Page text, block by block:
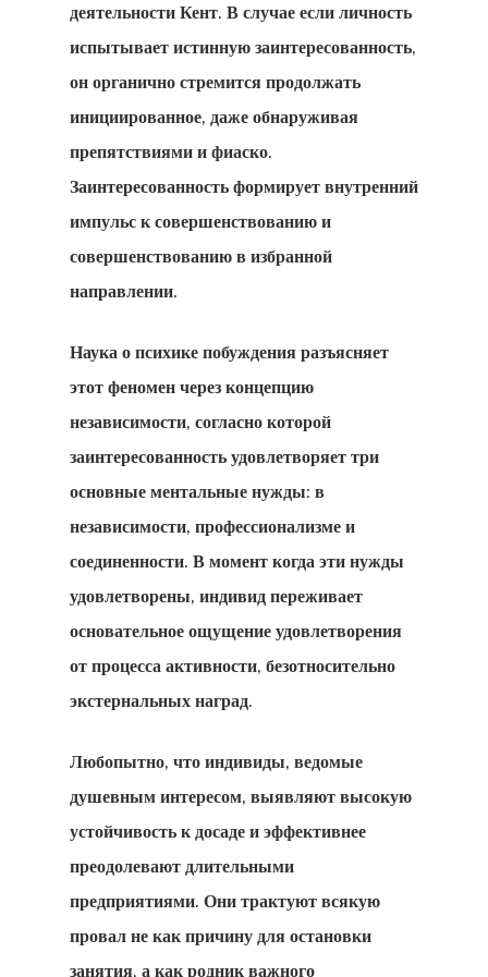
деятельности Кент. В случае если личность
испытывает истинную заинтересованность,
он органично стремится продолжать
инициированное, даже обнаруживая
препятствиями и фиаско.
Заинтересованность формирует внутренний
импульс к совершенствованию и
совершенствованию в избранной
направлении.
Наука о психике побуждения разъясняет
этот феномен через концепцию
независимости, согласно которой
заинтересованность удовлетворяет три
основные ментальные нужды: в
независимости, профессионализме и
соединенности. В момент когда эти нужды
удовлетворены, индивид переживает
основательное ощущение удовлетворения
от процесса активности, безотносительно
экстернальных наград.
Любопытно, что индивиды, ведомые
душевным интересом, выявляют высокую
устойчивость к досаде и эффективнее
преодолевают длительными
предприятиями. Они трактуют всякую
провал не как причину для остановки
занятия, а как родник важного